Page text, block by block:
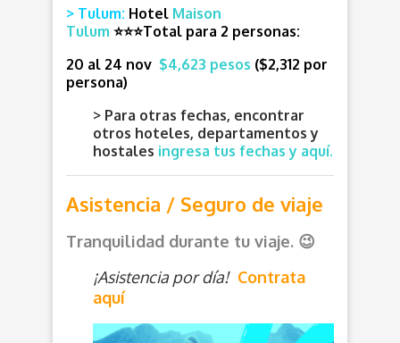
> Tulum: Hotel Maison
Tulum ⭐⭐⭐Total para 2 personas:
20 al 24 nov $4,623 pesos ($2,312 por
persona)
> Para otras fechas, encontrar
otros hoteles, departamentos y
hostales ingresa tus fechas y aquí.
Asistencia / Seguro de viaje
Tranquilidad durante tu viaje. 😉
¡Asistencia por día! Contrata
aquí